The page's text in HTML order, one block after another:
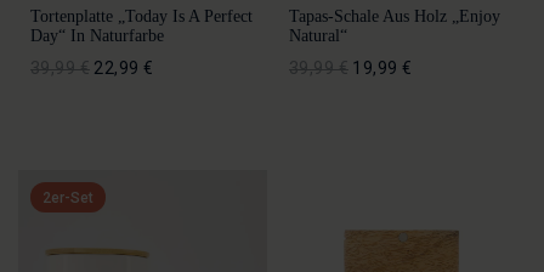
Tortenplatte „Today Is A Perfect
Day“ In Naturfarbe
39,99 € 22,99 €
Tapas-Schale Aus Holz „Enjoy
Natural“
39,99 € 19,99 €
2er-Set